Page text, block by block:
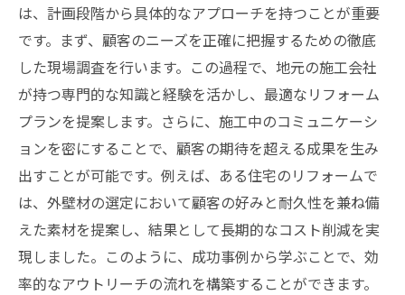
は、計画段階から具体的なアプローチを持つことが重要
です。まず、顧客のニーズを正確に把握するための徹底
した現場調査を行います。この過程で、地元の施工会社
が持つ専門的な知識と経験を活かし、最適なリフォーム
プランを提案します。さらに、施工中のコミュニケーシ
ョンを密にすることで、顧客の期待を超える成果を生み
出すことが可能です。例えば、ある住宅のリフォームで
は、外壁材の選定において顧客の好みと耐久性を兼ね備
えた素材を提案し、結果として長期的なコスト削減を実
現しました。このように、成功事例から学ぶことで、効
率的なアウトリーチの流れを構築することができます。